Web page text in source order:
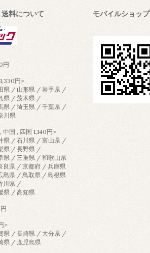
料について
円
円>
県 / 山形県 / 岩手県 /
県 / 茨木県 /
県 / 埼玉県 / 千葉県 /
川県
中国 , 四国 1,140円>
県 / 石川県 / 富山県 /
県 / 長野県 /
県 / 三重県 / 和歌山県
良県 / 京都府 / 兵庫県
島県 / 鳥取県 / 島根県
川県 /
県 / 高知県
>
県 / 長崎県 / 大分県 /
県 / 鹿児島県
モバイルショップ